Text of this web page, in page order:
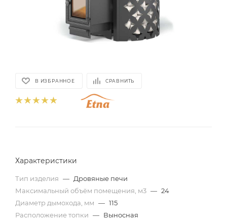
В ИЗБРАННОЕ СРАВНИТЬ
Характеристики
Тип изделия — Дровяные печи
Максимальный объём помещения, м3 — 24
Диаметр дымохода, мм — 115
Расположение топки — Выносная